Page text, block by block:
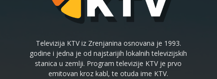
Televizija KTV iz Zrenjanina osnovana je 1993.
godine i jedna je od najstarijih lokalnih televizijskih
stanica u zemlji. Program televizije KTV je prvo
emitovan kroz kabl, te otuda ime KTV.